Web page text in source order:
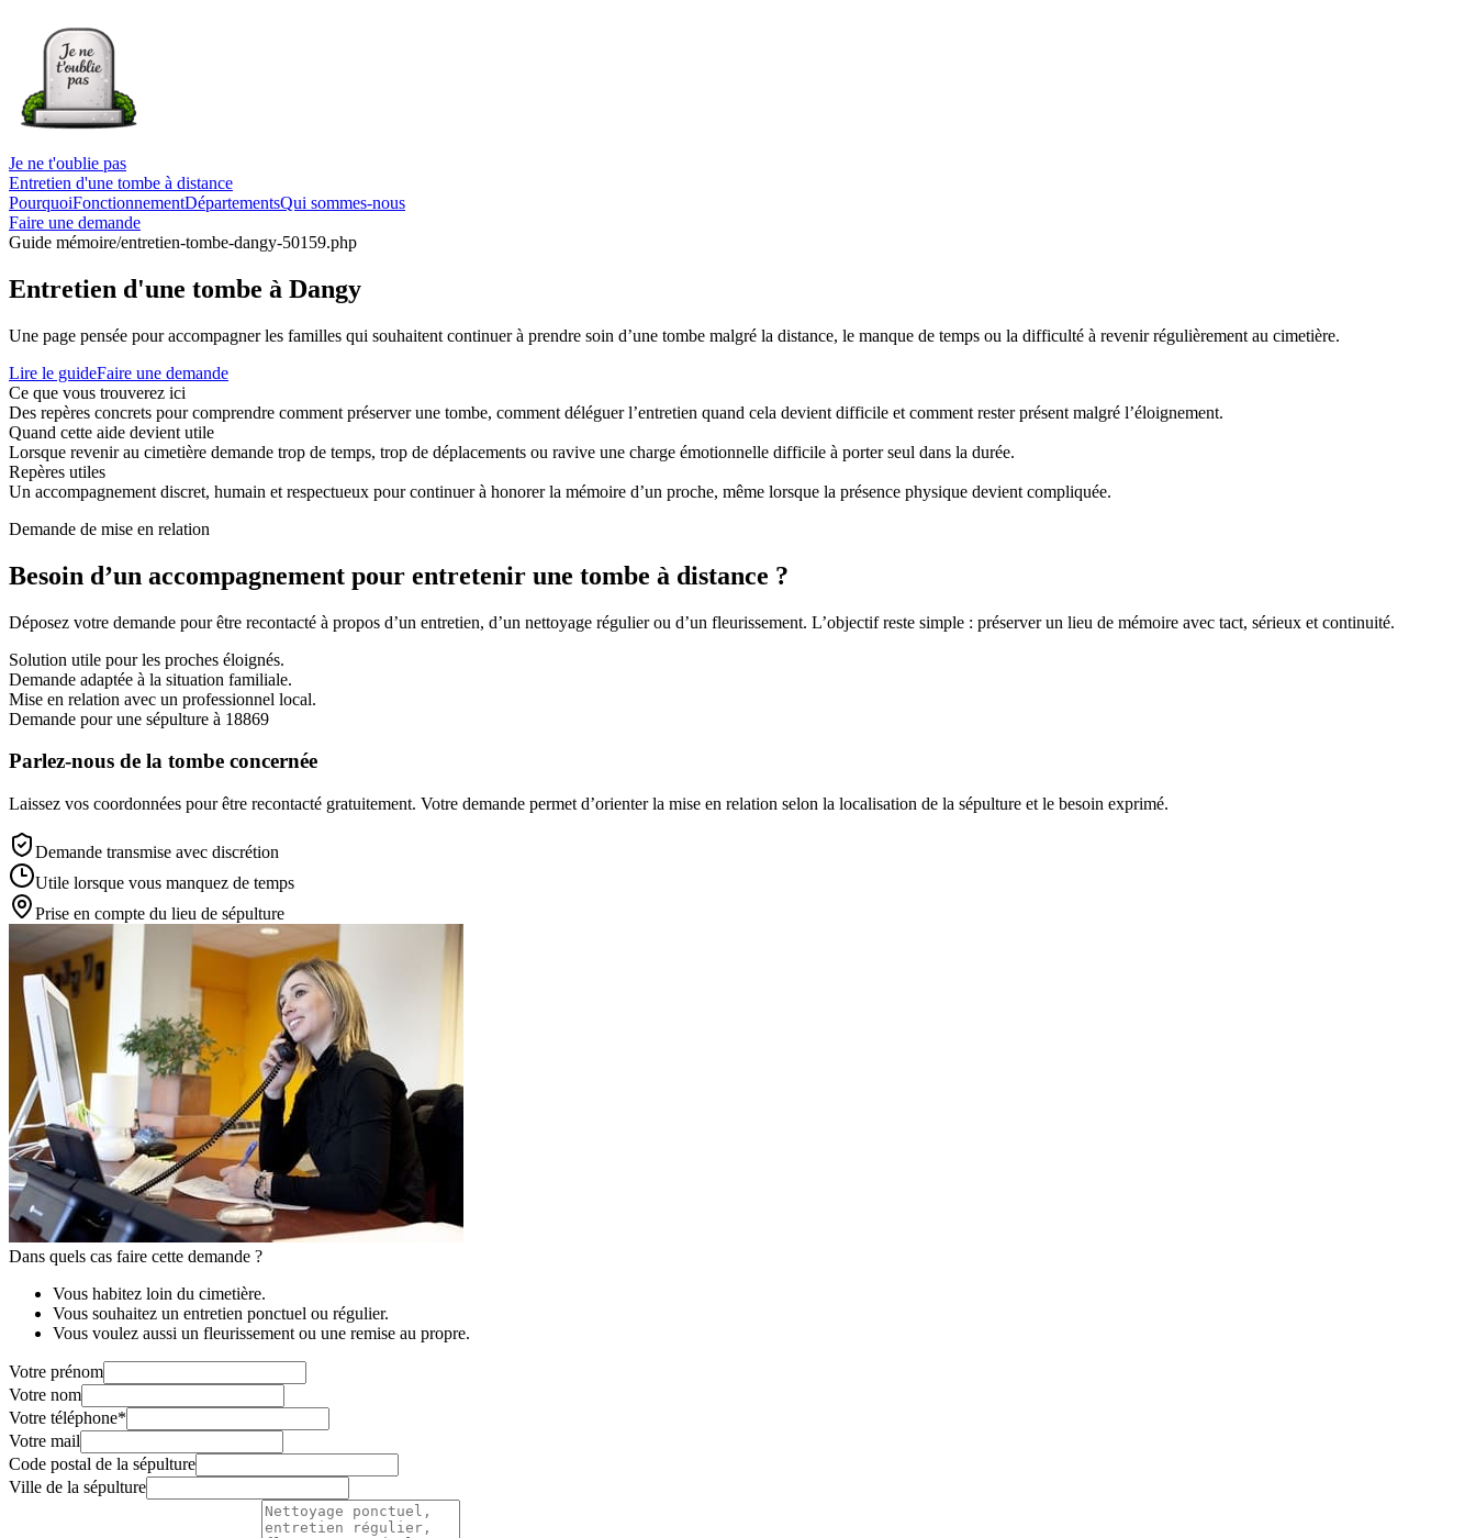
Je ne t'oublie pas
Entretien d'une tombe à distance
PourquoiFonctionnementDépartementsQui sommes-nous
Faire une demande
Guide mémoire/entretien-tombe-dangy-50159.php
Entretien d'une tombe à Dangy
Une page pensée pour accompagner les familles qui souhaitent continuer à prendre soin d’une tombe malgré la distance, le manque de temps ou la difficulté à revenir régulièrement au cimetière.
Lire le guideFaire une demande
Ce que vous trouverez ici
Des repères concrets pour comprendre comment préserver une tombe, comment déléguer l’entretien quand cela devient difficile et comment rester présent malgré l’éloignement.
Quand cette aide devient utile
Lorsque revenir au cimetière demande trop de temps, trop de déplacements ou ravive une charge émotionnelle difficile à porter seul dans la durée.
Repères utiles
Un accompagnement discret, humain et respectueux pour continuer à honorer la mémoire d’un proche, même lorsque la présence physique devient compliquée.
Demande de mise en relation
Besoin d’un accompagnement pour entretenir une tombe à distance ?
Déposez votre demande pour être recontacté à propos d’un entretien, d’un nettoyage régulier ou d’un fleurissement. L’objectif reste simple : préserver un lieu de mémoire avec tact, sérieux et continuité.
Solution utile pour les proches éloignés.
Demande adaptée à la situation familiale.
Mise en relation avec un professionnel local.
Demande pour une sépulture à 18869
Parlez-nous de la tombe concernée
Laissez vos coordonnées pour être recontacté gratuitement. Votre demande permet d’orienter la mise en relation selon la localisation de la sépulture et le besoin exprimé.
Demande transmise avec discrétion
Utile lorsque vous manquez de temps
Prise en compte du lieu de sépulture
Dans quels cas faire cette demande ?
Vous habitez loin du cimetière.
Vous souhaitez un entretien ponctuel ou régulier.
Vous voulez aussi un fleurissement ou une remise au propre.
Votre prénom
Votre nom
Votre téléphone*
Votre mail
Code postal de la sépulture
Ville de la sépulture